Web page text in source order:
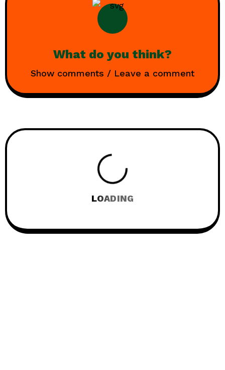
What do you think?
Show comments / Leave a comment
LOADING